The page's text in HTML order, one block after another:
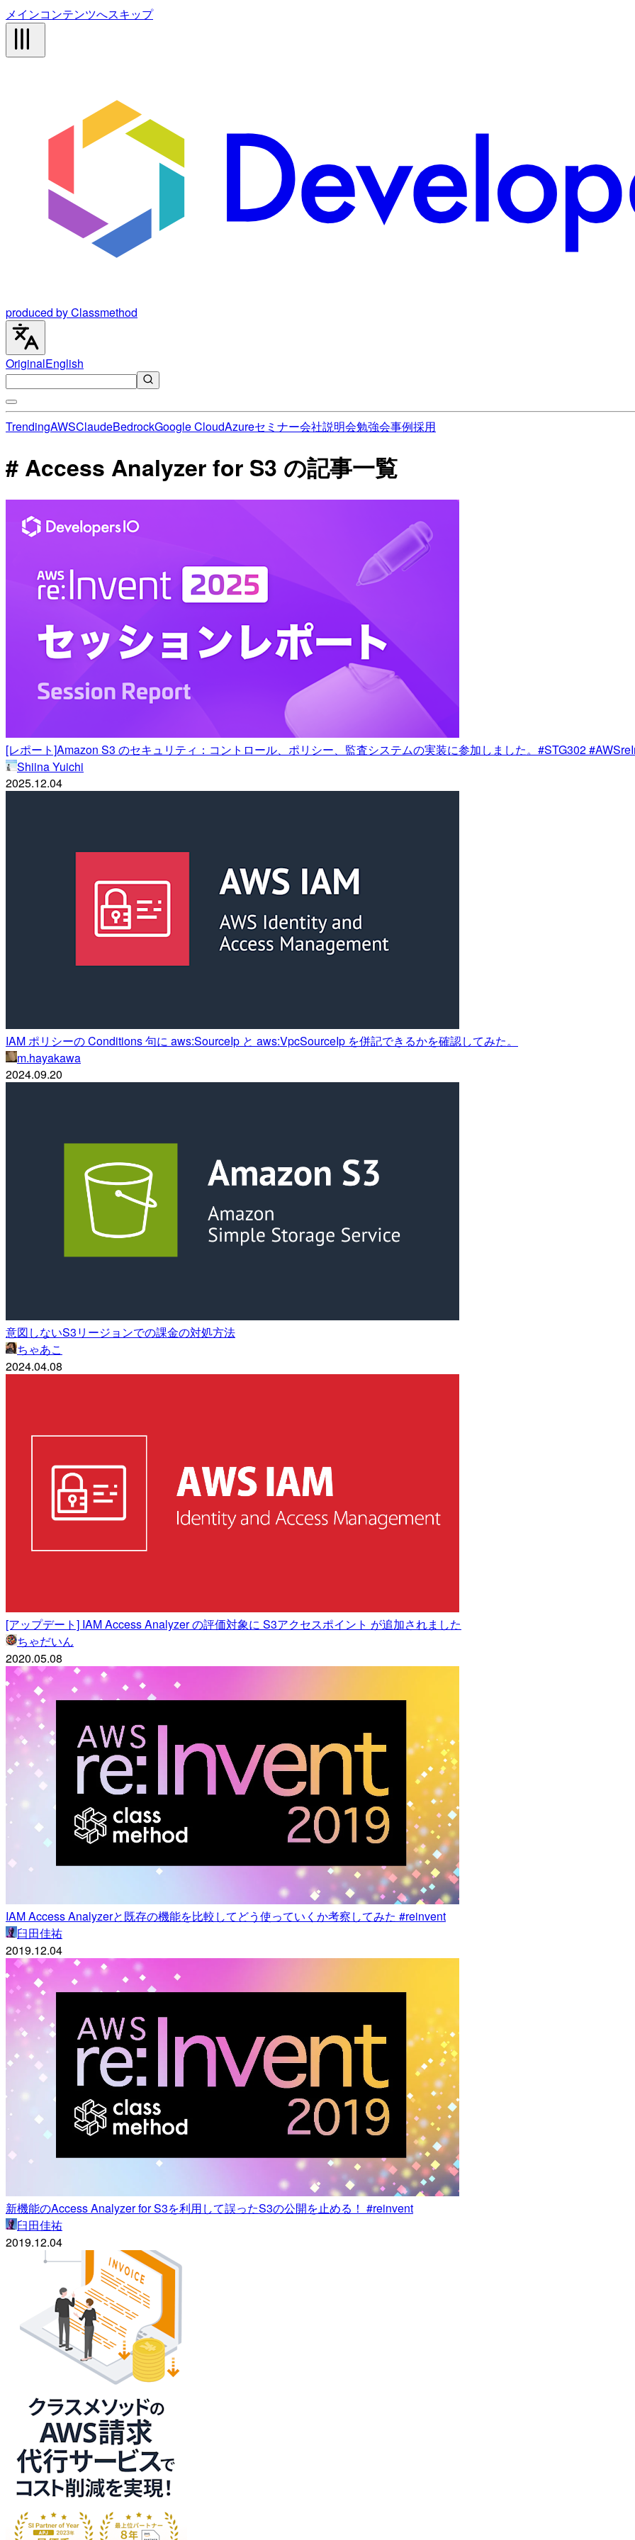
メインコンテンツへスキップ
produced by Classmethod
OriginalEnglish
TrendingAWSClaudeBedrockGoogle CloudAzureセミナー会社説明会勉強会事例採用
# Access Analyzer for S3 の記事一覧
[レポート]Amazon S3 のセキュリティ：コントロール、ポリシー、監査システムの実装に参加しました。#STG302
Shiina Yuichi
2025.12.04
IAM ポリシーの Conditions 句に aws:SourceIp と aws:VpcSourceIp を併記できるかを確認してみた。
m.hayakawa
2024.09.20
意図しないS3リージョンでの課金の対処方法
ちゃあこ
2024.04.08
[アップデート] IAM Access Analyzer の評価対象に S3アクセスポイント が追加されました
ちゃだいん
2020.05.08
IAM Access Analyzerと既存の機能を比較してどう使っていくか考察してみた #reinvent
臼田佳祐
2019.12.04
新機能のAccess Analyzer for S3を利用して誤ったS3の公開を止める！ #reinvent
臼田佳祐
2019.12.04